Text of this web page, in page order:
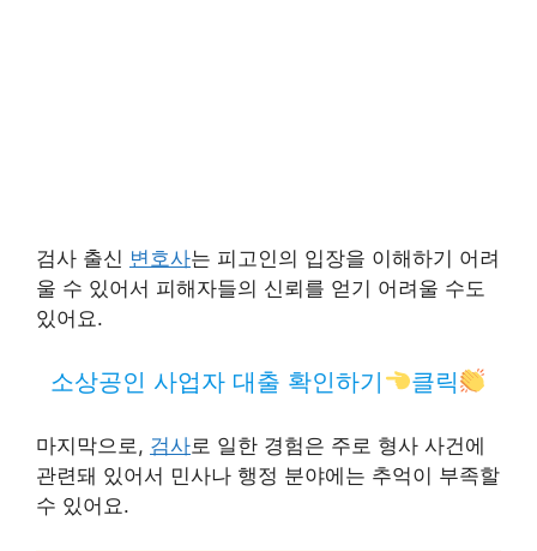
검사 출신 변호사는 피고인의 입장을 이해하기 어려
울 수 있어서 피해자들의 신뢰를 얻기 어려울 수도
있어요.
소상공인 사업자 대출 확인하기 클릭
마지막으로, 검사로 일한 경험은 주로 형사 사건에
관련돼 있어서 민사나 행정 분야에는 추억이 부족할
수 있어요.